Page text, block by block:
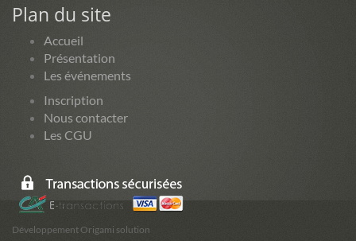
Plan du site
Accueil
Présentation
Les événements
Inscription
Nous contacter
Les CGU
Développement Origami solution